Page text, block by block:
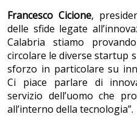
Francesco Cicione,
delle sfide legate
Calabria stiamo
circolare le diverse startup
sforzo in particolare su
Ci piace parlare di
servizio dell’uomo che
all’interno della tecnologia”.